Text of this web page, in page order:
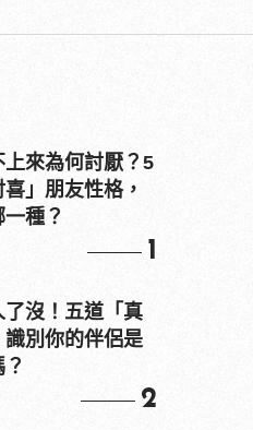
上來為何討厭？5
」朋友性格，
種？
1
了沒！五道「真
識別你的伴侶是
2